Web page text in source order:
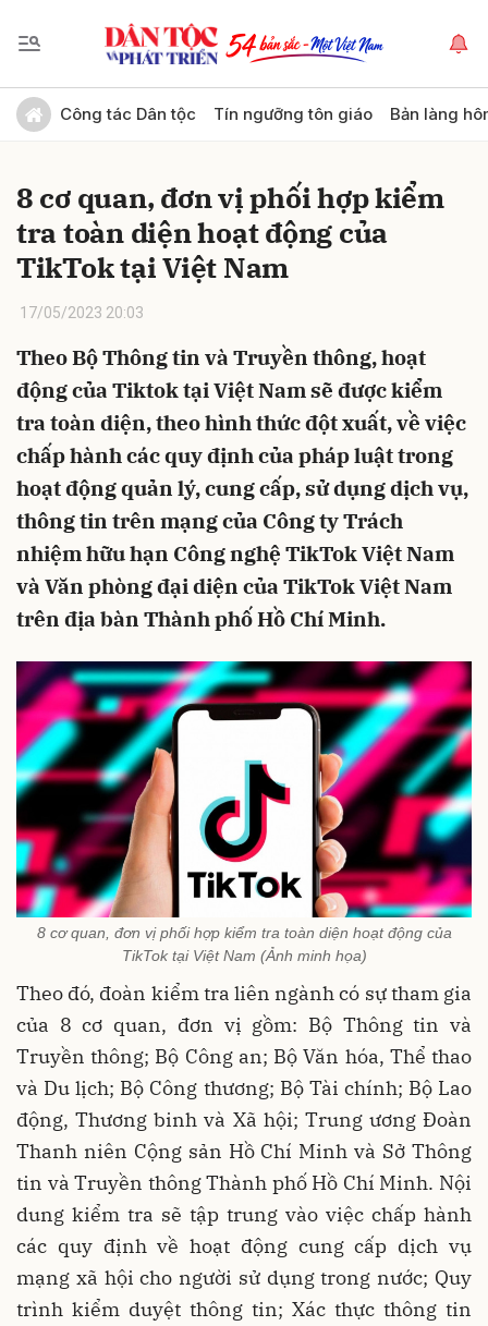
Công tác Dân tộc Tín ngưỡng tôn giáo Bản làng
8 cơ quan, đơn vị phối hợp kiểm
tra toàn diện hoạt động của
TikTok tại Việt Nam
17/05/2023 20:03
Theo Bộ Thông tin và Truyền thông, hoạt
động của Tiktok tại Việt Nam sẽ được kiểm
tra toàn diện, theo hình thức đột xuất, về việc
chấp hành các quy định của pháp luật trong
hoạt động quản lý, cung cấp, sử dụng dịch vụ,
thông tin trên mạng của Công ty Trách
nhiệm hữu hạn Công nghệ TikTok Việt Nam
và Văn phòng đại diện của TikTok Việt Nam
trên địa bàn Thành phố Hồ Chí Minh.
8 cơ quan, đơn vị phối hợp kiểm tra toàn diện hoạt động của
TikTok tại Việt Nam (Ảnh minh họa)
Theo đó, đoàn kiểm tra liên ngành có sự tham gia
của 8 cơ quan, đơn vị gồm: Bộ Thông tin và
Truyền thông; Bộ Công an; Bộ Văn hóa, Thể thao
và Du lịch; Bộ Công thương; Bộ Tài chính; Bộ Lao
động, Thương binh và Xã hội; Trung ương Đoàn
Thanh niên Cộng sản Hồ Chí Minh và Sở Thông
tin và Truyền thông Thành phố Hồ Chí Minh. Nội
dung kiểm tra sẽ tập trung vào việc chấp hành
các quy định về hoạt động cung cấp dịch vụ
mạng xã hội cho người sử dụng trong nước; Quy
trình kiểm duyệt thông tin; Xác thực thông tin
Gửi bình luận